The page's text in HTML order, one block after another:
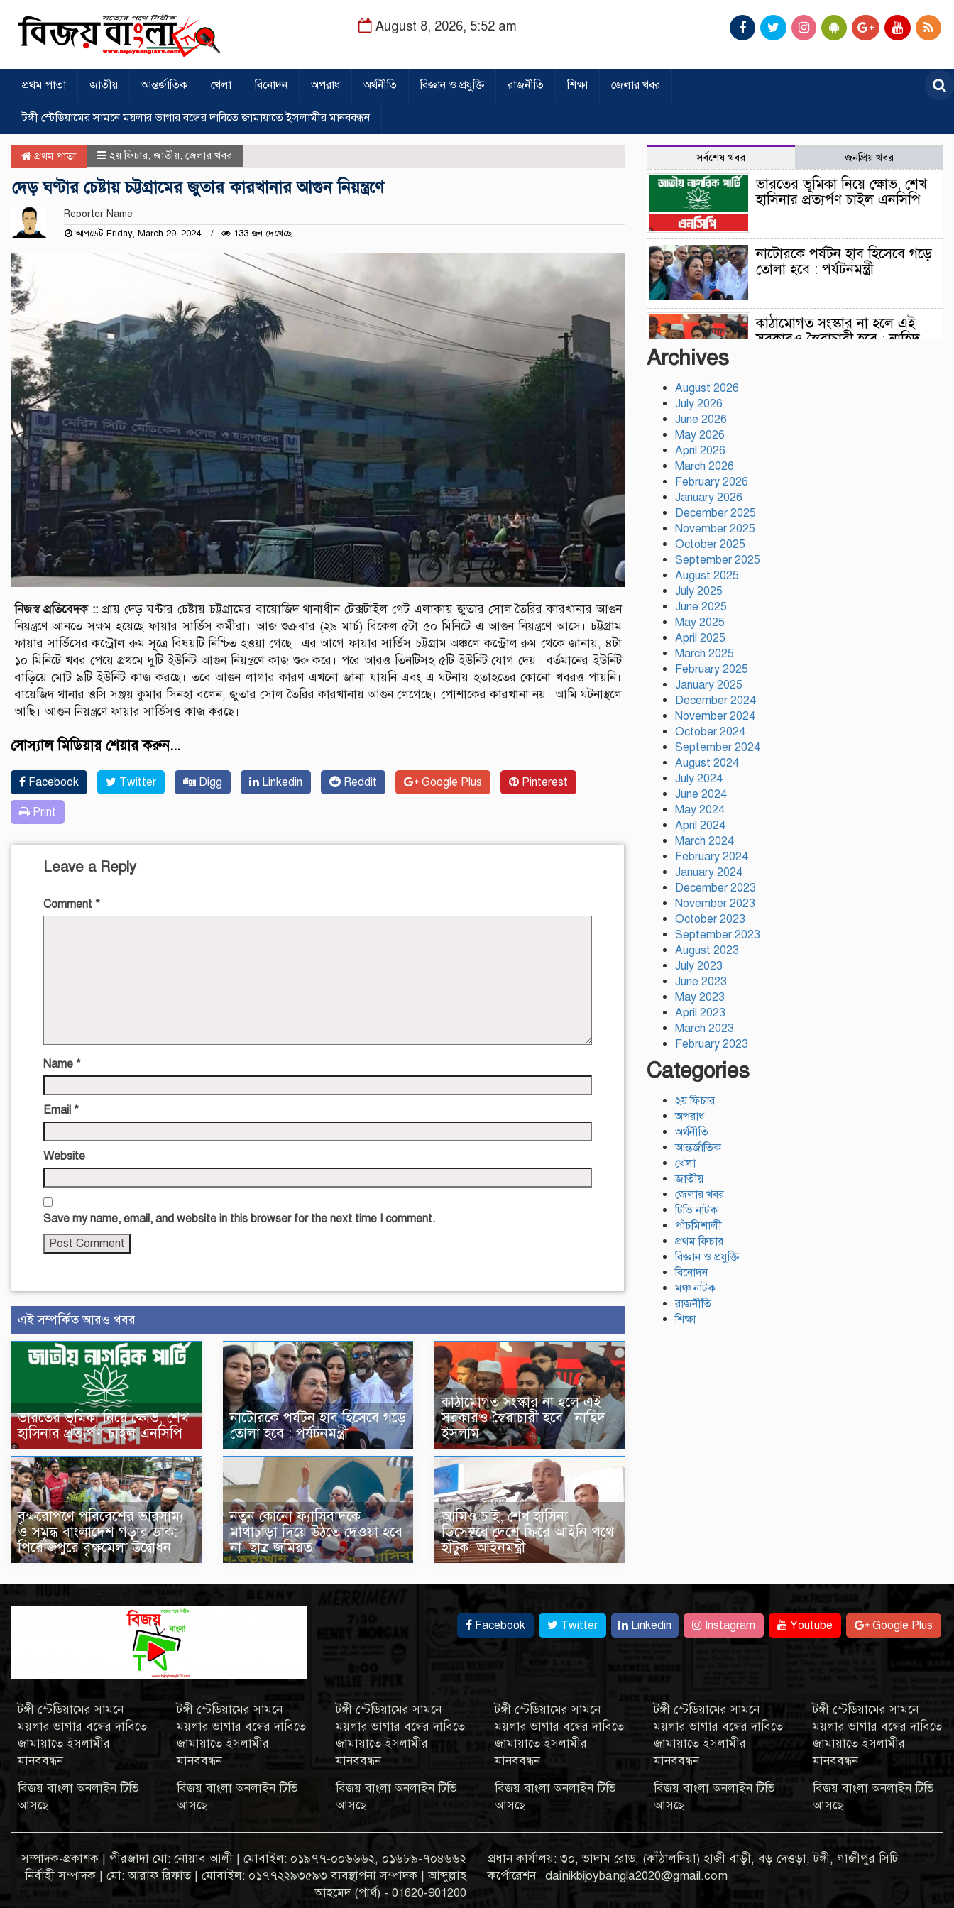
August 8, 2026, 5:52 am
প্রথম পাতা জাতীয় আন্তর্জাতিক খেলা বিনোদন অপরাধ অর্থনীতি বিজ্ঞান ও প্রযুক্তি রাজনীতি শিক্ষা জেলার খবর
টঙ্গী স্টেডিয়ামের সামনে ময়লার ভাগার বন্ধের দাবিতে জামায়াতে ইসলামীর মানববন্ধন
প্রথম পাতা ২য় ফিচার ,জাতীয় জেলার খবর
দেড় ঘণ্টার চেষ্টায় চট্টগ্রামের জুতার কারখানার আগুন নিয়ন্ত্রণে
Reporter Name
আপডেট Friday, March 29, 2024 133 জন দেখেছে
নিজস্ব প্রতিবেদক ::প্রায় দেড় ঘণ্টার চেষ্টায় চট্টগ্রামের বায়োজিদ থানাধীন টেক্সটাইল গেট এলাকায় জুতার সোল তৈরির কারখানার আগুন
নিয়ন্ত্রণে আনতে সক্ষম হয়েছে ফায়ার সার্ভিস কর্মীরা। আজ শুক্রবার (২৯ মার্চ) বিকেল ৫টা ৫০ মিনিটে এ আগুন নিয়ন্ত্রণে আসে। চট্টগ্রাম
ফায়ার সার্ভিসের কন্ট্রোল রুম সূত্রে বিষয়টি নিশ্চিত হওয়া গেছে। এর আগে ফায়ার সার্ভিস চট্টগ্রাম অঞ্চলে কন্ট্রোল রুম থেকে জানায়, ৪টা
১০ মিনিটে খবর পেয়ে প্রথমে দুটি ইউনিট আগুন নিয়ন্ত্রণে কাজ শুরু করে। পরে আরও তিনটিসহ ৫টি ইউনিট যোগ দেয়। বর্তমানের ইউনিট
বাড়িয়ে মোট ৯টি ইউনিট কাজ করছে। তবে আগুন লাগার কারণ এখনো জানা যায়নি এবং এ ঘটনায় হতাহতের কোনো খবরও পায়নি।
বায়েজিদ থানার ওসি সঞ্জয় কুমার সিনহা বলেন, জুতার সোল তৈরির কারখানায় আগুন লেগেছে। পোশাকের কারখানা নয়। আমি ঘটনাস্থলে
আছি। আগুন নিয়ন্ত্রণে ফায়ার সার্ভিসও কাজ করছে।
সোস্যাল মিডিয়ায় শেয়ার করুন...
Facebook Twitter Digg Linkedin Reddit Google Plus Pinterest
Print
Leave a Reply
Comment *
Name *
Email *
Website
Save my name, email, and website in this browser for the next time I comment.
এই সম্পর্কিত আরও খবর
ভারতের ভূমিকা নিয়ে ক্ষোভ, শেখ
হাসিনার প্রত্যর্পণ চাইল এনসিপি
নাটোরকে পর্যটন হাব হিসেবে গড়ে
তোলা হবে : পর্যটনমন্ত্রী
কাঠামোগত সংস্কার না হলে এই
সরকারও স্বৈরাচারী হবে : নাহিদ
ইসলাম
বৃক্ষরোপণে পরিবেশের ভারসাম্য
ও সমৃদ্ধ বাংলাদেশ গড়ার ডাক:
পিরোজপুরে বৃক্ষমেলা উদ্বোধন
নতুন কোনো ফ্যাসিবাদকে
মাথাচাড়া দিয়ে উঠতে দেওয়া হবে
না: ছাত্র জমিয়ত
আমিও চাই, শেখ হাসিনা
ডিসেম্বরে দেশে ফিরে আইনি পথে
হাঁটুক: আইনমন্ত্রী
সর্বশেষ খবর জনপ্রিয় খবর
ভারতের ভূমিকা নিয়ে ক্ষোভ, শেখ
হাসিনার প্রত্যর্পণ চাইল এনসিপি
নাটোরকে পর্যটন হাব হিসেবে গড়ে
তোলা হবে : পর্যটনমন্ত্রী
কাঠামোগত সংস্কার না হলে এই
সরকারও স্বৈরাচারী হবে : নাহিদ
জমিয়ত
দুর্গাপূজায় আসছে সালমার নতুন
গান, রেকর্ড সম্পন্ন
Archives
August 2026
July 2026
June 2026
May 2026
April 2026
March 2026
February 2026
January 2026
December 2025
November 2025
October 2025
September 2025
August 2025
July 2025
June 2025
May 2025
April 2025
March 2025
February 2025
January 2025
December 2024
November 2024
October 2024
September 2024
August 2024
July 2024
June 2024
May 2024
April 2024
March 2024
February 2024
January 2024
December 2023
November 2023
October 2023
September 2023
August 2023
July 2023
June 2023
May 2023
April 2023
March 2023
February 2023
Categories
২য় ফিচার
অপরাধ
অর্থনীতি
আন্তর্জাতিক
খেলা
জাতীয়
জেলার খবর
টিভি নাটক
পাঁচমিশালী
প্রথম ফিচার
বিজ্ঞান ও প্রযুক্তি
বিনোদন
মঞ্চ নাটক
রাজনীতি
শিক্ষা
Facebook Twitter Linkedin Instagram Youtube Google Plus
টঙ্গী স্টেডিয়ামের সামনে
ময়লার ভাগার বন্ধের দাবিতে
জামায়াতে ইসলামীর
মানববন্ধন
বিজয় বাংলা অনলাইন টিভি
আসছে
টঙ্গী স্টেডিয়ামের সামনে
ময়লার ভাগার বন্ধের দাবিতে
জামায়াতে ইসলামীর
মানববন্ধন
বিজয় বাংলা অনলাইন টিভি
আসছে
টঙ্গী স্টেডিয়ামের সামনে
ময়লার ভাগার বন্ধের দাবিতে
জামায়াতে ইসলামীর
মানববন্ধন
বিজয় বাংলা অনলাইন টিভি
আসছে
টঙ্গী স্টেডিয়ামের সামনে
ময়লার ভাগার বন্ধের দাবিতে
জামায়াতে ইসলামীর
মানববন্ধন
বিজয় বাংলা অনলাইন টিভি
আসছে
টঙ্গী স্টেডিয়ামের সামনে
ময়লার ভাগার বন্ধের দাবিতে
জামায়াতে ইসলামীর
মানববন্ধন
বিজয় বাংলা অনলাইন টিভি
আসছে
টঙ্গী স্টেডিয়ামের সামনে
ময়লার ভাগার বন্ধের দাবিতে
জামায়াতে ইসলামীর
মানববন্ধন
বিজয় বাংলা অনলাইন টিভি
আসছে
সম্পাদক-প্রকাশক | পীরজাদা মো: নোয়াব আলী | মোবাইল: ০১৯৭৭-০০৬৬৬২, ০১৬৮৯-৭০৪৬৬২
নির্বাহী সম্পাদক | মো: আরাফ রিফাত | মোবাইল: ০১৭৭২২৯৩৫৯৩ ব্যবস্থাপনা সম্পাদক | আব্দুল্লাহ
আহমেদ (পার্থ) - 01620-901200
প্রধান কার্যালয়: ৩০, ভাদাম রোড, (কাঁঠালদিয়া) হাজী বাড়ী, বড় দেওড়া, টঙ্গী, গাজীপুর সিটি
কর্পোরেশন। dainikbijoybangla2020@gmail.com